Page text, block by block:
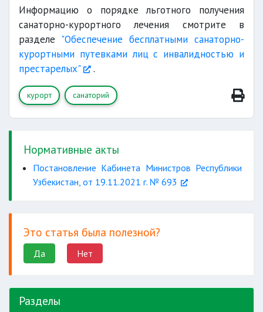
Информацию о порядке льготного получения
санаторно-курортного лечения смотрите в
разделе "Обеспечение бесплатными санаторно-
курортными путевками лиц с инвалидностью и
престарелых"
.
курорт санаторий
Нормативные акты
Постановление Кабинета Министров Республики
Узбекистан, от 19.11.2021 г. № 693
Это статья была полезной?
Да Нет
Разделы